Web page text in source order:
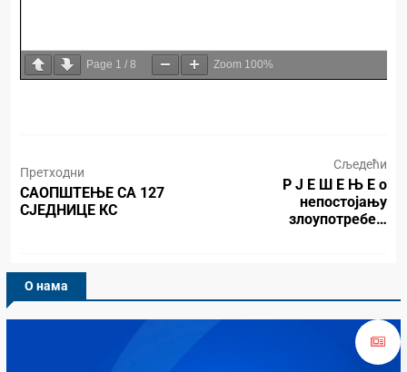
Page 1 / 8 Zoom 100%
Претходни
САОПШТЕЊЕ СА 127
СЈЕДНИЦЕ КС
Сљедећи
Р Ј Е Ш Е Њ Е о
непостојању
злоупотребе…
О нама